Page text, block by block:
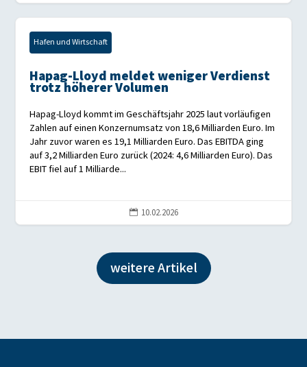
Hafen und Wirtschaft
Hapag-Lloyd meldet weniger Verdienst
trotz höherer Volumen
Hapag-Lloyd kommt im Geschäftsjahr 2025 laut vorläufigen
Zahlen auf einen Konzernumsatz von 18,6 Milliarden Euro. Im
Jahr zuvor waren es 19,1 Milliarden Euro. Das EBITDA ging
auf 3,2 Milliarden Euro zurück (2024: 4,6 Milliarden Euro). Das
EBIT fiel auf 1 Milliarde...
 10.02.2026
weitere Artikel